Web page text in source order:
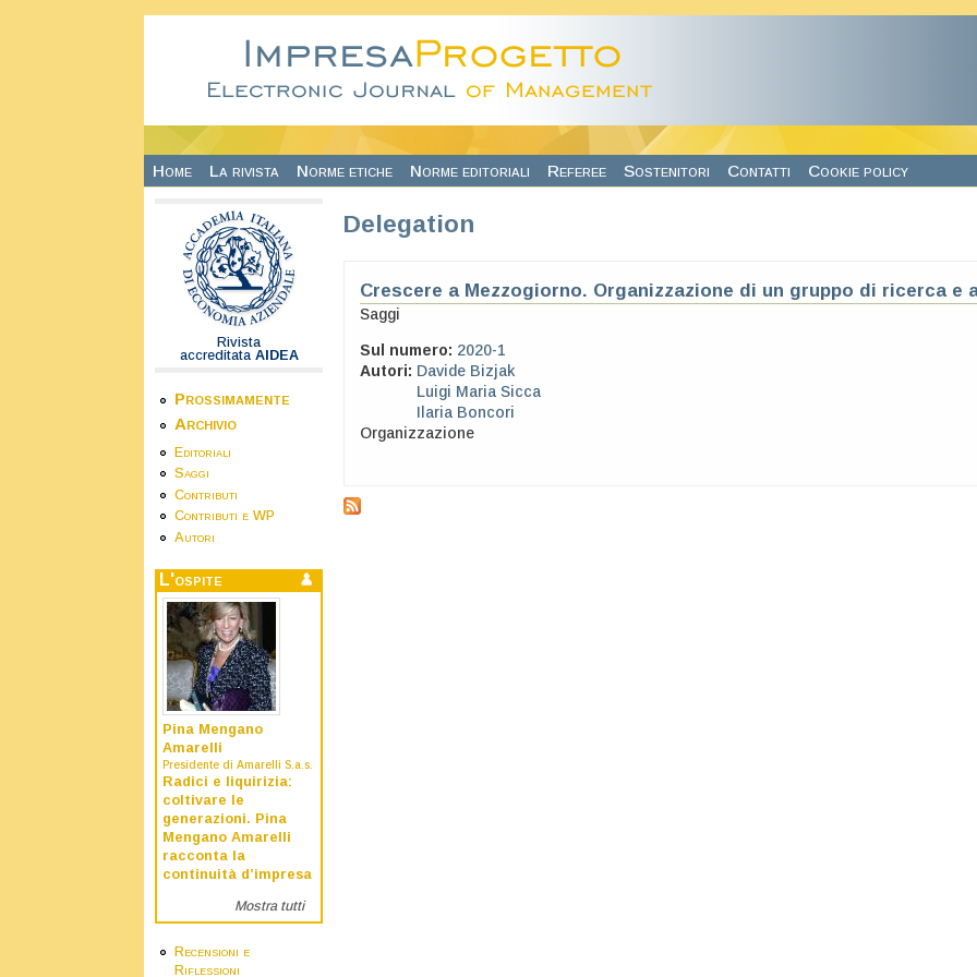
Home La rivista Norme etiche Norme editoriali Referee Sostenitori Contatti Cookie policy
Rivista
accreditata AIDEA
Prossimamente
Archivio
Editoriali
Saggi
Contributi
Contributi e WP
Autori
L'ospite
Pina Mengano
Amarelli
Presidente di Amarelli S.a.s.
Radici e liquirizia:
coltivare le
generazioni. Pina
Mengano Amarelli
racconta la
continuità d’impresa
Mostra tutti
Recensioni e
Riflessioni
Delegation
Crescere a Mezzogiorno. Organizzazione di un gruppo di ricerca e
Saggi
Sul numero: 2020-1
Autori: Davide Bizjak
Luigi Maria Sicca
Ilaria Boncori
Organizzazione